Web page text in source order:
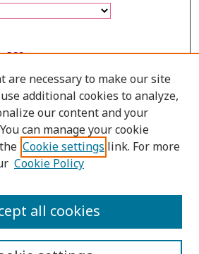
RSS
are necessary to make our site
additional cookies to analyze,
our content and your
can manage your cookie
Cookie settings link. For more
Cookie Policy
all cookies